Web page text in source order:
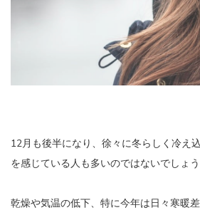
12月も後半になり、徐々に冬らしく冷え
を感じている人も多いのではないでしょう
乾燥や気温の低下、特に今年は日々寒暖